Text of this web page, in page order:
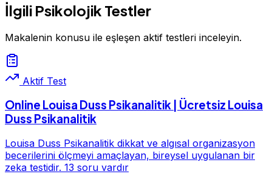
İlgili Psikolojik Testler
Makalenin konusu ile eşleşen aktif testleri inceleyin.
Aktif Test
Online Louisa Duss Psikanalitik | Ücretsiz Louisa
Duss Psikanalitik
Louisa Duss Psikanalitik dikkat ve algısal organizasyon
becerilerini ölçmeyi amaçlayan, bireysel uygulanan bir
zeka testidir. 13 soru vardır